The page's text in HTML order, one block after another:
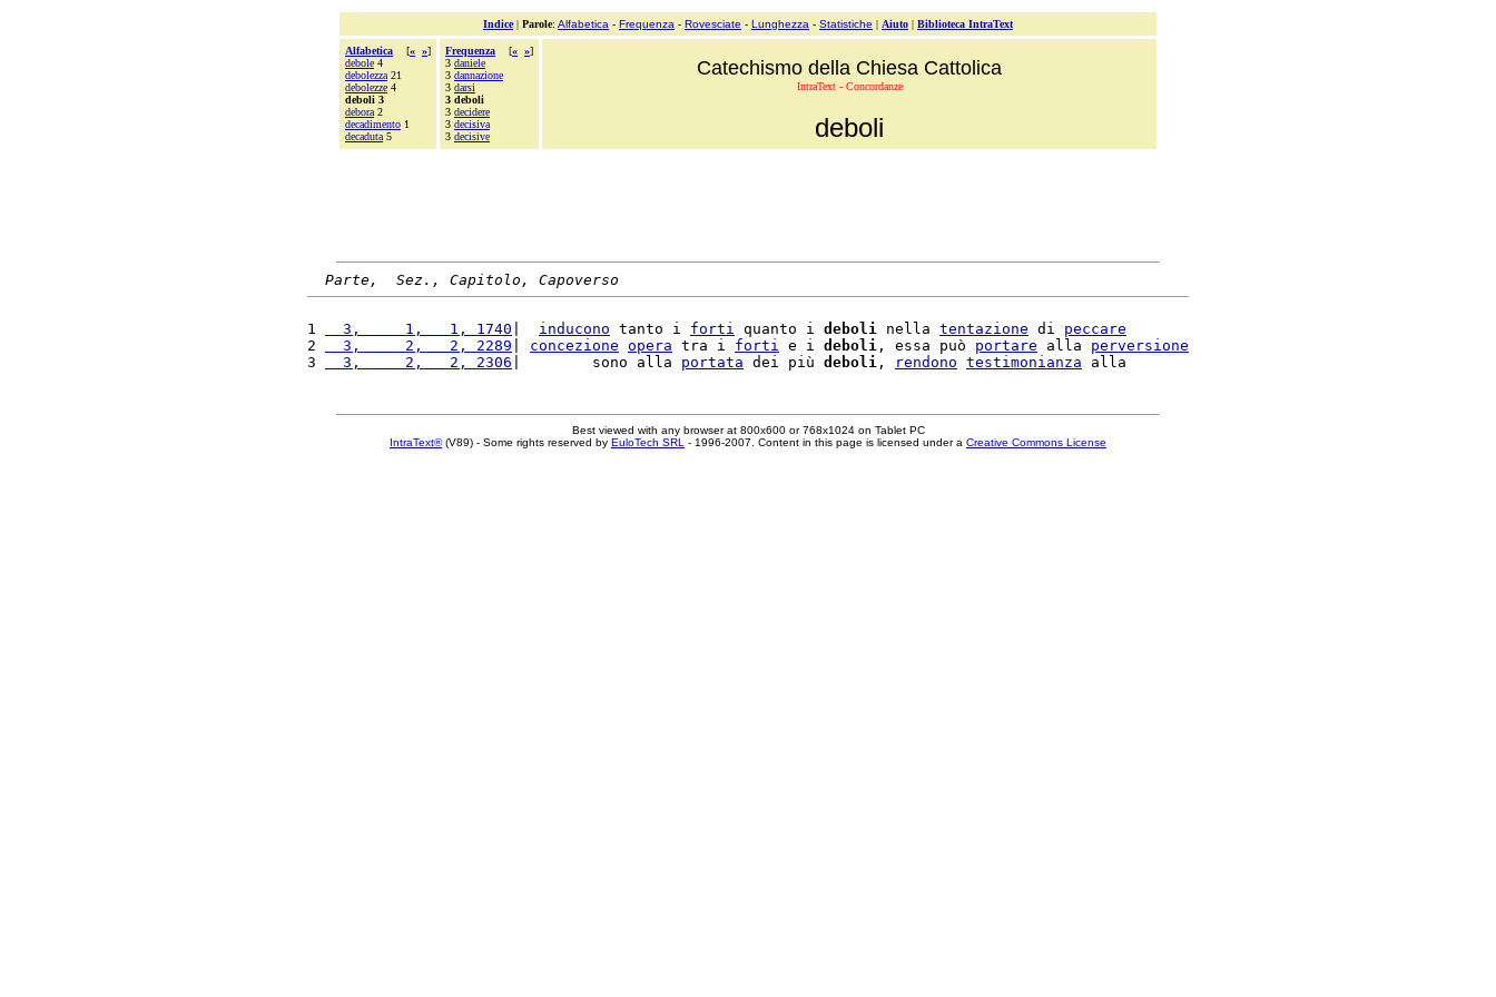
Indice| Parole: Alfabetica - Frequenza - Rovesciate - Lunghezza - Statistiche | Aiuto | Biblioteca IntraText
Alfabetica [« »]
debole 4
debolezza 21
debolezze 4
deboli 3
debora 2
decadimento 1
decaduta 5
Frequenza [« »]
3 daniele
3 dannazione
3 darsi
3 deboli
3 decidere
3 decisiva
3 decisive
Catechismo della Chiesa Cattolica
IntraText - Concordanze
deboli
Parte,  Sez., Capitolo, Capoverso
1
  3,     1,   1, 1740
inducono tanto i forti quanto i deboli nella tentazione di peccare
2
  3,     2,   2, 2289
concezione opera tra i forti e i deboli , essa può portare alla perversione
3
  3,     2,   2, 2306
|        sono alla portata dei più deboli , rendono testimonianza
Best viewed with any browser at 800x600 or 768x1024 on Tablet PC
IntraText®(V89) - Some rights reserved by EuloTech SRL - 1996-2007. Content in this page is licensed under a Creative Commons License